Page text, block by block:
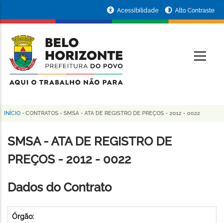
conteúdo
principal
da
Prefeitura
de
Horizonte
Acessibilidade Alto Contraste
Trilha
de
navegação
INÍCIO - CONTRATOS - SMSA - ATA DE REGISTRO DE PREÇOS - 2012 - 0022
SMSA - ATA DE REGISTRO DE
PREÇOS - 2012 - 0022
Dados do Contrato
Órgão: